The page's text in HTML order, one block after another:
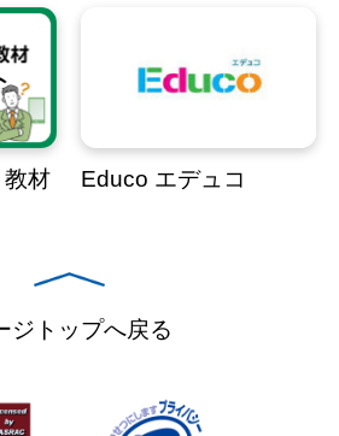
教材
Educo エデュコ
ジトップへ戻る